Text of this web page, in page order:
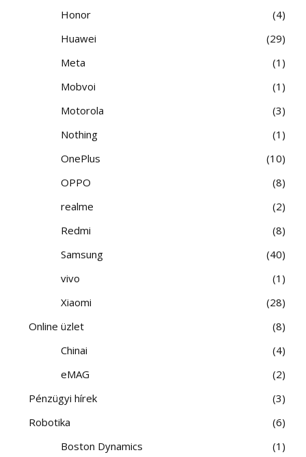
Honor
4
Huawei
29
Meta
1
Mobvoi
1
Motorola
3
Nothing
1
OnePlus
10
OPPO
8
realme
2
Redmi
8
Samsung
40
vivo
1
Xiaomi
28
Online üzlet
8
Chinai
4
eMAG
2
Pénzügyi hírek
3
Robotika
6
Boston Dynamics
1